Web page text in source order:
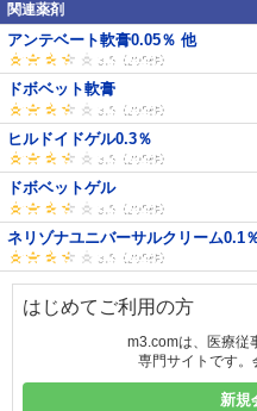
関連薬剤
アンテベート軟膏0.05％ 他
ドボベット軟膏
ヒルドイドゲル0.3％
ドボベットゲル
ネリゾナユニバーサルクリーム0.1
はじめてご利用の方
m3.comは、医療従
専門サイトです。
新規